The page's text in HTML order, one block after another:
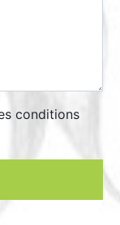
conditions